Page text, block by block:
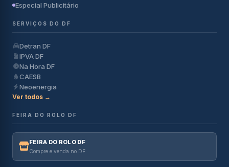
Especial Publicitário
SERVIÇOS DO DF
Detran DF
IPVA DF
Na Hora DF
CAESB
Neoenergia
Ver todos →
FEIRA DO ROLO DF
FEIRA DO ROLO DF
Compre e venda no DF